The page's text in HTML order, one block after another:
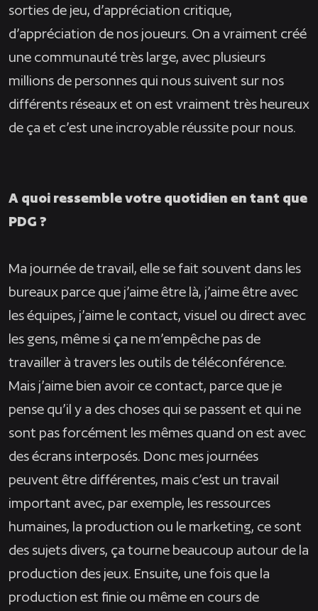
sorties de jeu, d’appréciation critique,
d’appréciation de nos joueurs. On a vraiment créé
une communauté très large, avec plusieurs
millions de personnes qui nous suivent sur nos
différents réseaux et on est vraiment très heureux
de ça et c’est une incroyable réussite pour nous.
A quoi ressemble votre quotidien en tant que
PDG ?
Ma journée de travail, elle se fait souvent dans les
bureaux parce que j’aime être là, j’aime être avec
les équipes, j’aime le contact, visuel ou direct avec
les gens, même si ça ne m’empêche pas de
travailler à travers les outils de téléconférence.
Mais j’aime bien avoir ce contact, parce que je
pense qu’il y a des choses qui se passent et qui ne
sont pas forcément les mêmes quand on est avec
des écrans interposés. Donc mes journées
peuvent être différentes, mais c’est un travail
important avec, par exemple, les ressources
humaines, la production ou le marketing, ce sont
des sujets divers, ça tourne beaucoup autour de la
production des jeux. Ensuite, une fois que la
production est finie ou même en cours de